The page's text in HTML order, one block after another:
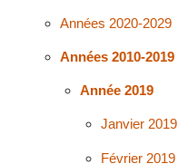
Années 2020-2029
Années 2010-2019
Année 2019
Janvier 2019
Février 2019